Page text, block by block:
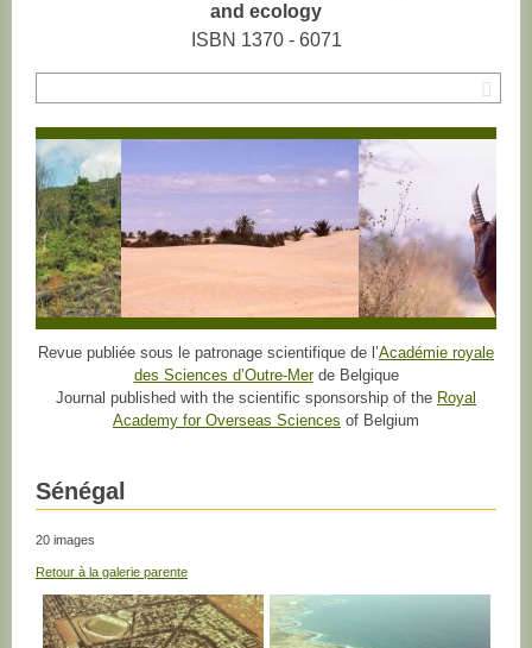
and ecology
ISBN 1370 - 6071
Revue publiée sous le patronage scientifique de l’Académie royale
des Sciences d’Outre-Merde Belgique
Journal published with the scientific sponsorship of the Royal
Academy for Overseas Sciences of Belgium
Sénégal
20 images
Retour à la galerie parente